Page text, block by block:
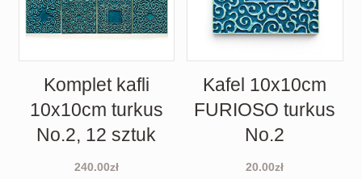
Komplet kafli
10x10cm turkus
No.2, 12 sztuk
240.00zł
Kafel 10x10cm
FURIOSO turkus
No.2
20.00zł